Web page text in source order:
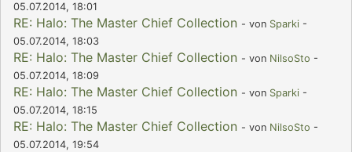
05.07.2014, 18:01
RE: Halo: The Master Chief Collection - von Sparki -
05.07.2014, 18:03
RE: Halo: The Master Chief Collection - von NilsoSto -
05.07.2014, 18:09
RE: Halo: The Master Chief Collection - von Sparki -
05.07.2014, 18:15
RE: Halo: The Master Chief Collection - von NilsoSto -
05.07.2014, 19:54